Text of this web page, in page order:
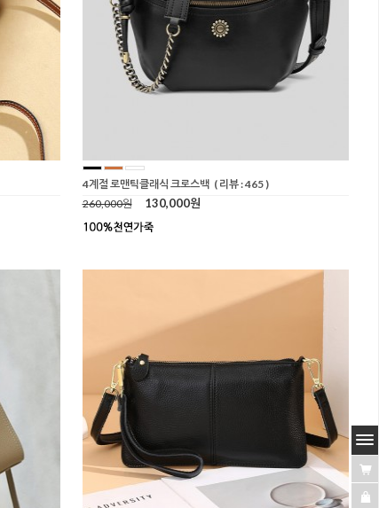
4계절 로맨틱클래식 크로스백 ( 리뷰 : 465 )
260,000원
130,000원